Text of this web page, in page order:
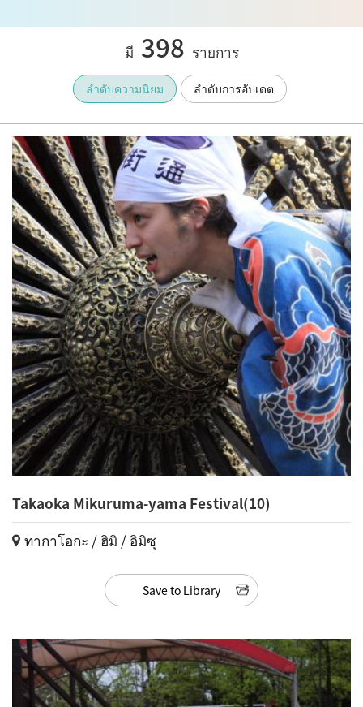
มี 398 รายการ
ลำดับความนิยม ลำดับการอัปเดต
Takaoka Mikuruma-yama Festival(10)
ทากาโอกะ / ฮิมิ / อิมิซุ
Save to Library